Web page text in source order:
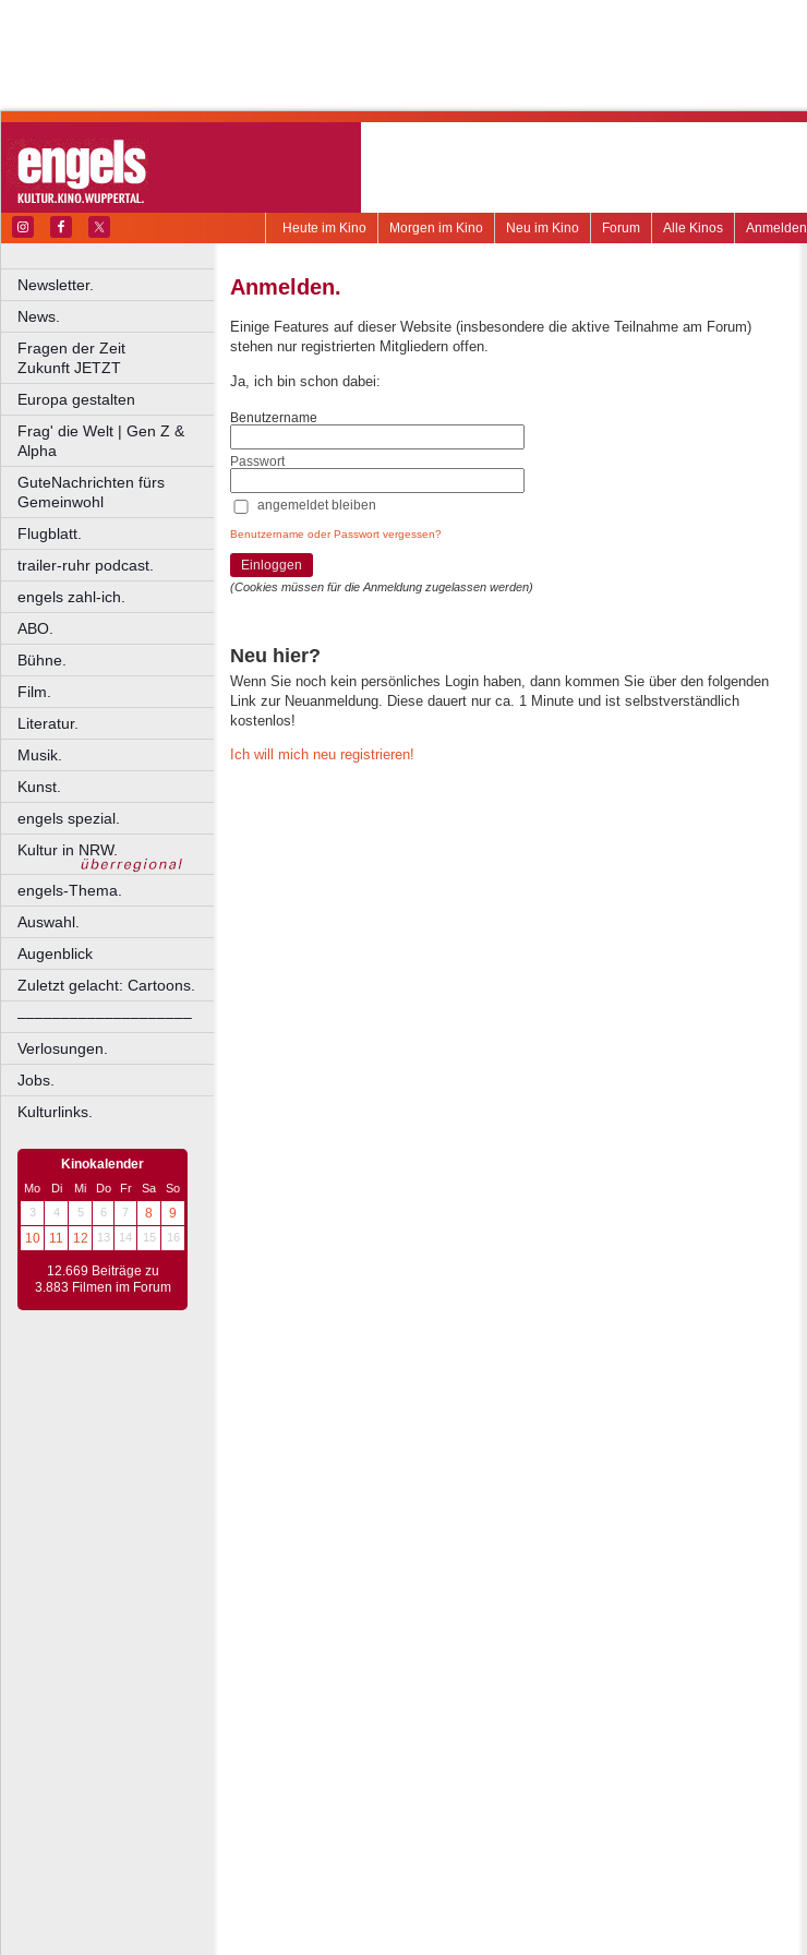
Anmelden
Alle Kinos
Forum
Neu im Kino
Morgen im Kino
Heute im Kino
Newsletter.
News.
Fragen der Zeit
Zukunft JETZT
Europa gestalten
Frag' die Welt | Gen Z &
Alpha
GuteNachrichten fürs
Gemeinwohl
Flugblatt.
trailer-ruhr podcast.
engels zahl-ich.
ABO.
Bühne.
Film.
Literatur.
Musik.
Kunst.
engels spezial.
Kultur in NRW.
engels-Thema.
Auswahl.
Augenblick
Zuletzt gelacht: Cartoons.
––––––––––––––––––––
Verlosungen.
Jobs.
Kulturlinks.
Kinokalender
Mo Di Mi Do Fr Sa
So
3
4 5 6 7 8
9
10
11 12 13 14 15 16
12.669 Beiträge zu
3.883 Filmen im Forum
Anmelden.
Einige Features auf dieser Website (insbesondere die aktive Teilnahme am Forum)
stehen nur registrierten Mitgliedern offen.
Ja, ich bin schon dabei:
Benutzername
Passwort
angemeldet bleiben
Benutzername oder Passwort vergessen?
Einloggen
(Cookies müssen für die Anmeldung zugelassen werden)
Neu hier?
Wenn Sie noch kein persönliches Login haben, dann kommen Sie über den folgenden
Link zur Neuanmeldung. Diese dauert nur ca. 1 Minute und ist selbstverständlich
kostenlos!
Ich will mich neu registrieren!